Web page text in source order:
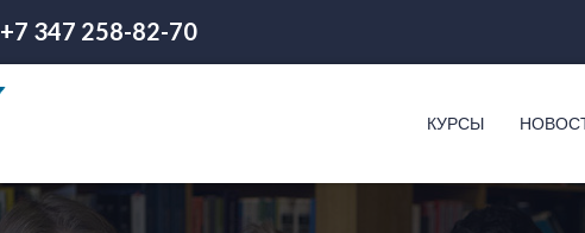
+7 347 258-82-70
КУРСЫ